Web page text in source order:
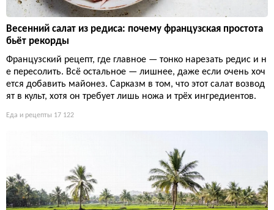
Весенний салат из редиса: почему французская простота
бьёт рекорды
Французский рецепт, где главное — тонко нарезать редис и н
е пересолить. Всё остальное — лишнее, даже если очень хоч
ется добавить майонез. Сарказм в том, что этот салат возвод
ят в культ, хотя он требует лишь ножа и трёх ингредиентов.
Еда и рецепты 17 122